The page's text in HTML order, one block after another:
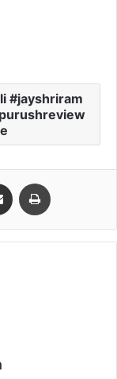
#jayshriram
Share via Email